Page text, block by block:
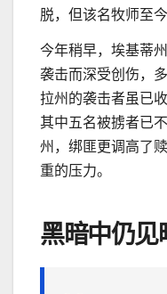
脱，但该名牧师至
今年稍早，埃基蒂
袭击而深受创伤，
拉州的袭击者虽已
其中五名被掳者已
州，绑匪更调高了
重的压力。
黑暗中仍见